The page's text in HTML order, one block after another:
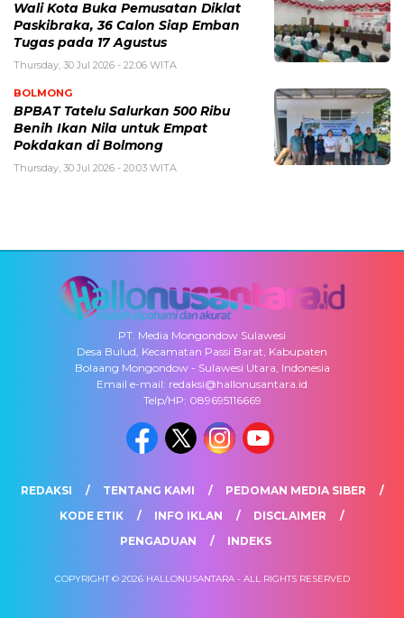
Wali Kota Buka Pemusatan Diklat
Paskibraka, 36 Calon Siap Emban
Tugas pada 17 Agustus
Thursday, 30 Jul 2026 - 22:06 WITA
BOLMONG
BPBAT Tatelu Salurkan 500 Ribu
Benih Ikan Nila untuk Empat
Pokdakan di Bolmong
Thursday, 30 Jul 2026 - 20:03 WITA
PT. Media Mongondow Sulawesi
Desa Bulud, Kecamatan Passi Barat, Kabupaten
Bolaang Mongondow - Sulawesi Utara, Indonesia
Email e-mail: redaksi@hallonusantara.id
Telp/HP: 089695116669
REDAKSI TENTANG KAMI
PEDOMAN MEDIA SIBER
KODE ETIK
INFO IKLAN
DISCLAIMER
PENGADUAN
INDEKS
COPYRIGHT © 2026 HALLONUSANTARA - ALL RIGHTS RESERVED